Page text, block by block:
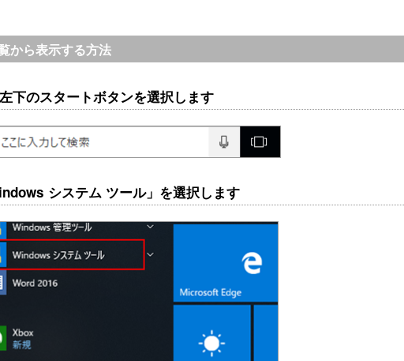
から表示する方法
下のスタートボタンを選択します
システム ツール」を選択します